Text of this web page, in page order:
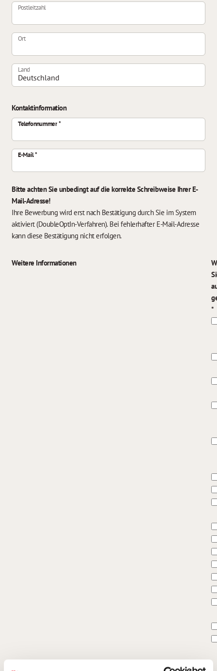
Postleitzahl
Ort
Land
Kontaktinformation
Telefonnummer
E-Mail
Bitte achten Sie unbedingt auf die korrekte Schreibweise Ihrer E-
Mail-Adresse!
Ihre Bewerbung wird erst nach Bestätigung durch Sie im System
aktiviert (DoubleOptIn-Verfahren). Bei fehlerhafter E-Mail-Adresse
kann diese Bestätigung nicht erfolgen.
Weitere Informationen